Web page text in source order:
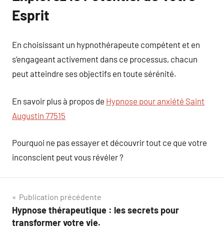
Esprit
En choisissant un hypnothérapeute compétent et en
s’engageant activement dans ce processus, chacun
peut atteindre ses objectifs en toute sérénité.
En savoir plus à propos de Hypnose pour anxiété Saint
Augustin 77515
Pourquoi ne pas essayer et découvrir tout ce que votre
inconscient peut vous révéler ?
Navigation
de
Publication précédente
Hypnose thérapeutique : les secrets pour
transformer votre vie.